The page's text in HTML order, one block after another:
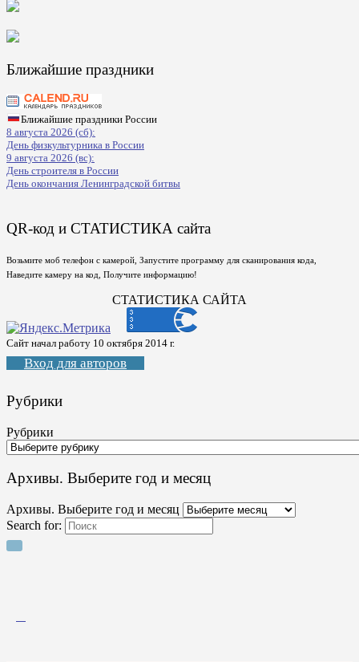
Ближайшие праздники
Ближайшие праздники России
8 августа 2026 (сб):
День физкультурника в России
9 августа 2026 (вс):
День строителя в России
День окончания Ленинградской битвы
QR-код и СТАТИСТИКА сайта
Возьмите моб телефон с камерой, Запустите программу для сканирования кода,
Наведите камеру на код, Получите информацию!
СТАТИСТИКА САЙТА
Сайт начал работу 10 октября 2014 г.
Вход для авторов
Рубрики
Рубрики
Архивы. Выберите год и месяц
Архивы. Выберите год и месяц
Search for: